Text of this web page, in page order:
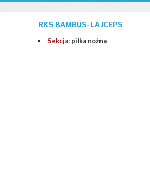
RKS BAMBUS-LAJCEPS
Sekcja: piłka nożna